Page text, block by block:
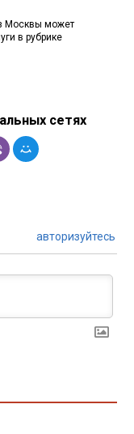
Москвы может
в рубрике
сетях
авторизуйтесь